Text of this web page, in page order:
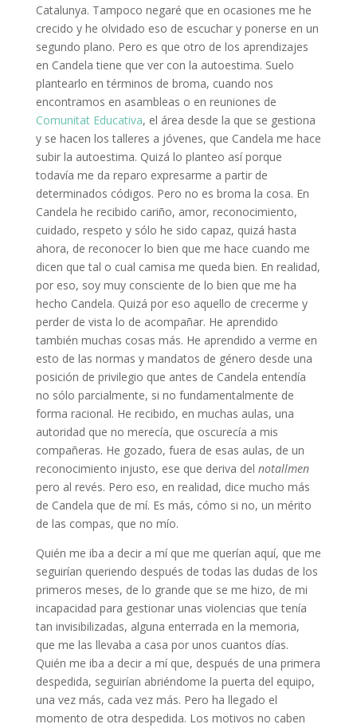
Catalunya. Tampoco negaré que en ocasiones me he
crecido y he olvidado eso de escuchar y ponerse en un
segundo plano. Pero es que otro de los aprendizajes
en Candela tiene que ver con la autoestima. Suelo
plantearlo en términos de broma, cuando nos
encontramos en asambleas o en reuniones de
Comunitat Educativa, el área desde la que se gestiona
y se hacen los talleres a jóvenes, que Candela me hace
subir la autoestima. Quizá lo planteo así porque
todavía me da reparo expresarme a partir de
determinados códigos. Pero no es broma la cosa. En
Candela he recibido cariño, amor, reconocimiento,
cuidado, respeto y sólo he sido capaz, quizá hasta
ahora, de reconocer lo bien que me hace cuando me
dicen que tal o cual camisa me queda bien. En realidad,
por eso, soy muy consciente de lo bien que me ha
hecho Candela. Quizá por eso aquello de crecerme y
perder de vista lo de acompañar. He aprendido
también muchas cosas más. He aprendido a verme en
esto de las normas y mandatos de género desde una
posición de privilegio que antes de Candela entendía
no sólo parcialmente, si no fundamentalmente de
forma racional. He recibido, en muchas aulas, una
autoridad que no merecía, que oscurecía a mis
compañeras. He gozado, fuera de esas aulas, de un
reconocimiento injusto, ese que deriva del notallmen
pero al revés. Pero eso, en realidad, dice mucho más
de Candela que de mí. Es más, cómo si no, un mérito
de las compas, que no mío.
Quién me iba a decir a mí que me querían aquí, que me
seguirían queriendo después de todas las dudas de los
primeros meses, de lo grande que se me hizo, de mi
incapacidad para gestionar unas violencias que tenía
tan invisibilizadas, alguna enterrada en la memoria,
que me las llevaba a casa por unos cuantos días.
Quién me iba a decir a mí que, después de una primera
despedida, seguirían abriéndome la puerta del equipo,
una vez más, cada vez más. Pero ha llegado el
momento de otra despedida. Los motivos no caben